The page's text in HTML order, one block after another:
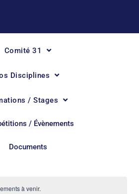
Comité 31
Disciplines
/ Stages
/ Évènements
Documents
à venir.